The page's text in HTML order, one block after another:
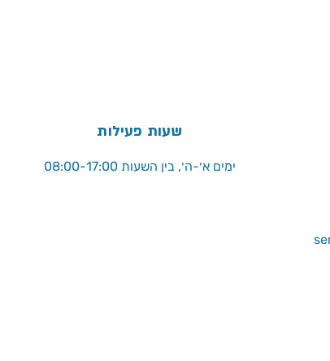
שעות פעילות
ימים א׳-ה׳, בין השעות 08:00-17:00